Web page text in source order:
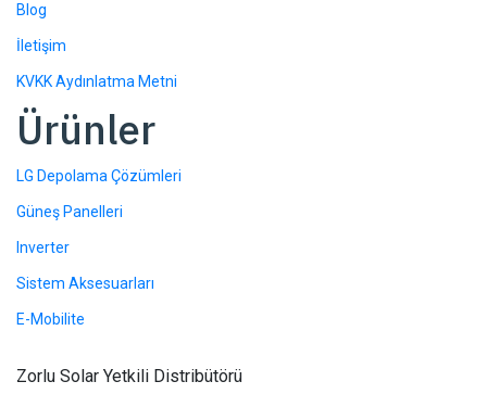
Blog
İletişim
KVKK Aydınlatma Metni
Ürünler
LG Depolama Çözümleri
Güneş Panelleri
Inverter
Sistem Aksesuarları
E-Mobilite
Zorlu Solar Yetkili Distribütörü